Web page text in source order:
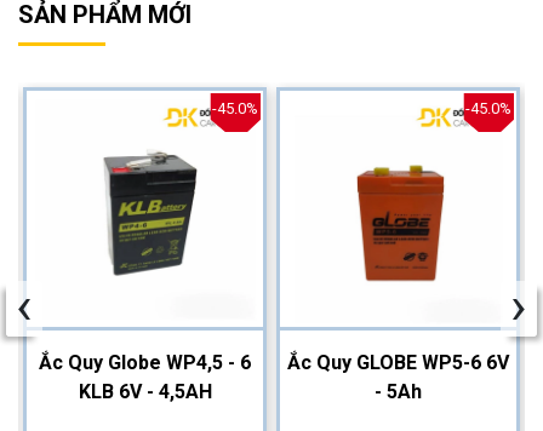
SẢN PHẨM MỚI
-45.0%
Ắc Quy Globe WP4,5 - 6
KLB 6V - 4,5AH
-45.0%
Ắc Quy GLOBE WP5-6 6V
- 5Ah
‹ ›